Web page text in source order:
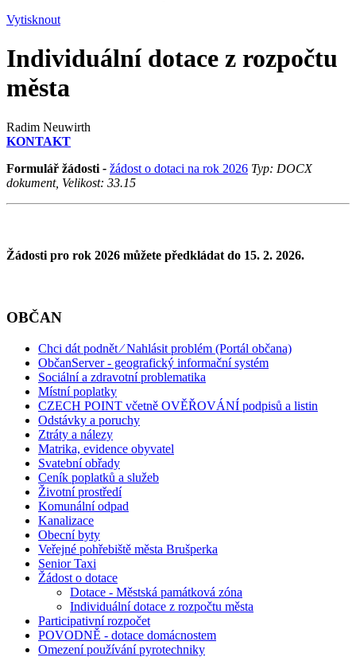
Vytisknout
Individuální dotace z rozpočtu
města
Radim Neuwirth
KONTAKT
Formulář žádosti - žádost o dotaci na rok 2026 Typ: DOCX
dokument, Velikost: 33.15
Žádosti pro rok 2026 můžete předkládat do 15. 2. 2026.
OBČAN
Chci dát podnět ⁄ Nahlásit problém (Portál občana)
ObčanServer - geografický informační systém
Sociální a zdravotní problematika
Místní poplatky
CZECH POINT včetně OVĚŘOVÁNÍ podpisů a listin
Odstávky a poruchy
Ztráty a nálezy
Matrika, evidence obyvatel
Svatební obřady
Ceník poplatků a služeb
Životní prostředí
Komunální odpad
Kanalizace
Obecní byty
Veřejné pohřebiště města Brušperka
Senior Taxi
Žádost o dotace
Dotace - Městská památková zóna
Individuální dotace z rozpočtu města
Participativní rozpočet
POVODNĚ - dotace domácnostem
Omezení používání pyrotechniky